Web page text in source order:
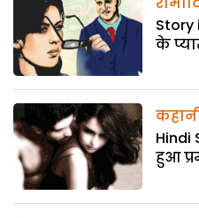
Story
के
Hindi
हुआ